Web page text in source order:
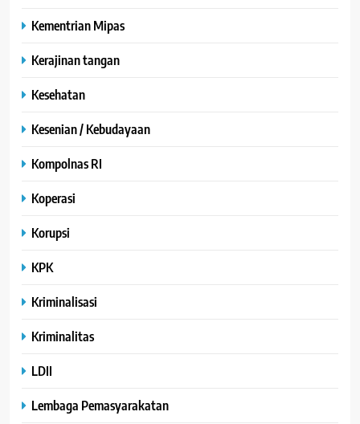
Kementrian Mipas
Kerajinan tangan
Kesehatan
Kesenian / Kebudayaan
Kompolnas RI
Koperasi
Korupsi
KPK
Kriminalisasi
Kriminalitas
LDII
Lembaga Pemasyarakatan